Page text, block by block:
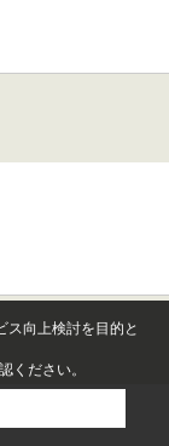
ス向上検討を目的と
ください。